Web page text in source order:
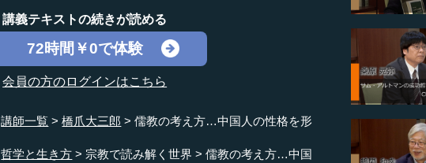
講義テキストの続きが読める
72時間￥0で体験
会員の方のログインはこちら
講師一覧 橋爪大三郎
儒教の考え方…中国人の性格を形
哲学と生き方 宗教で読み解く世界
儒教の考え方…中国